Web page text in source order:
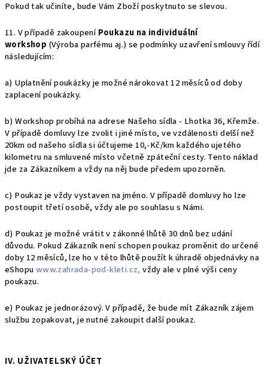
Pokud tak učiníte, bude Vám Zboží poskytnuto se slevou.
11. V případě zakoupeníPoukazu na individuální
workshop (Výroba parfému aj.) se podmínky uzavření smlouvy řídí
následujícím:
a) Uplatnění poukázky je možné nárokovat 12 měsíců od doby
zaplacení poukázky.
b) Workshop probíhá na adrese Našeho sídla - Lhotka 36, Křemže.
V případě domluvy lze zvolit i jiné místo, ve vzdálenosti delší než
20km od našeho sídla si účtujeme 10,-Kč/km každého ujetého
kilometru na smluvené místo včetně zpáteční cesty. Tento náklad
jde za Zákazníkem a vždy na něj bude předem upozorněn.
c) Poukaz je vždy vystaven na jméno. V případě domluvy ho lze
postoupit třetí osobě, vždy ale po souhlasu s Námi.
d) Poukaz je možné vrátit v zákonné lhůtě 30 dnů bez udání
důvodu. Pokud Zákazník není schopen poukaz proměnit do určené
doby 12 měsíců, lze ho v této lhůtě použít k úhradě objednávky na
eShopuwww.zahrada-pod-kleti.cz, vždy ale v plné výši ceny
poukazu.
e) Poukaz je jednorázový. V případě, že bude mít Zákazník zájem
službu zopakovat, je nutné zakoupit další poukaz.
IV. UŽIVATELSKÝ ÚČET